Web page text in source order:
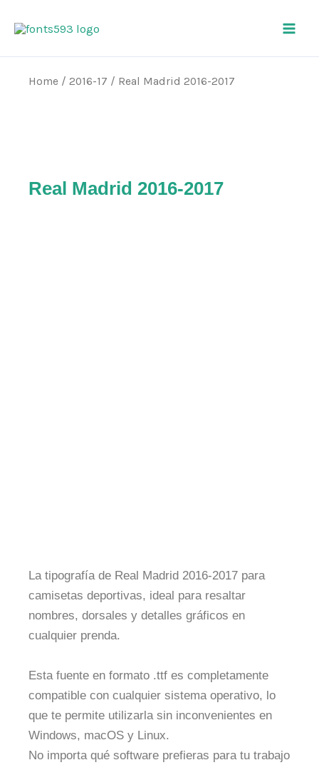
Home / 2016-17 / Real Madrid 2016-2017
Real Madrid 2016-2017
La tipografía de Real Madrid 2016-2017 para
camisetas deportivas, ideal para resaltar
nombres, dorsales y detalles gráficos en
cualquier prenda.
Esta fuente en formato .ttf es completamente
compatible con cualquier sistema operativo, lo
que te permite utilizarla sin inconvenientes en
Windows, macOS y Linux.
No importa qué software prefieras para tu trabajo